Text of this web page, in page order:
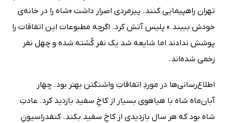
تهران راهپیمایی کنند. پیرمردی اصرار داشت «شاه را در خانه‌ی
خودش ببیند.» پلیس آتش کرد. اگرچه مطبوعات این اتفاقات را
پوشش ندادند اما شایعه شد یک نفر کُشته شده و چهل نفر
زخمی شده‌اند.
اطلاع‌رسانی‌ها در موردِ اتفاقاتِ واشنگتن بهتر بود. چهار
آبان‌ماه شاه با هیاهوی بسیار از کاخِ سفید بازدید کرد. عادتِ
شاه بود که هر سال بازدیدی از کاخِ سفید بکند. کنفدراسیونِ